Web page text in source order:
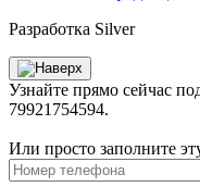
Разработка Silver
Узнайте прямо сейчас
79921754594.
Или просто заполните